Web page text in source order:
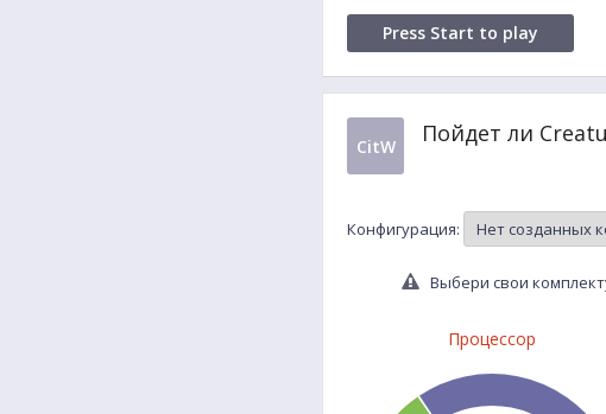
Press Start to play
CitW Пойдет ли
Конфигурация:
Выбери свои
Процессор